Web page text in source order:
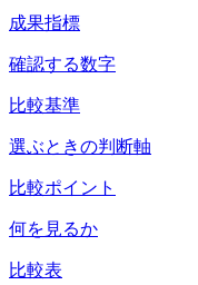
成果指標
確認する数字
比較基準
選ぶときの判断軸
比較ポイント
何を見るか
比較表